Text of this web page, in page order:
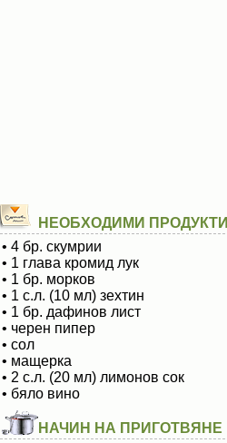
НЕОБХОДИМИ ПРОДУКТИ
• 4 бр. скумрии
• 1 глава кромид лук
• 1 бр. морков
• 1 с.л. (10 мл) зехтин
• 1 бр. дафинов лист
• черен пипер
• сол
• мащерка
• 2 с.л. (20 мл) лимонов сок
• бяло вино
НАЧИН НА ПРИГОТВЯНЕ